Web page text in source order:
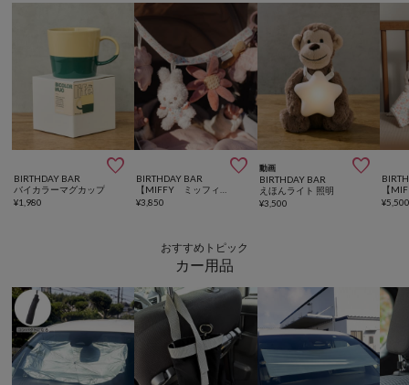

BIRTHDAY BAR
バイカラーマグカップ
¥1,980

BIRTHDAY BAR
¥3,850
動画 
BIRTHDAY BAR
えほんライト 照明
¥3,500 ¥
おすすめトピック
カー用品